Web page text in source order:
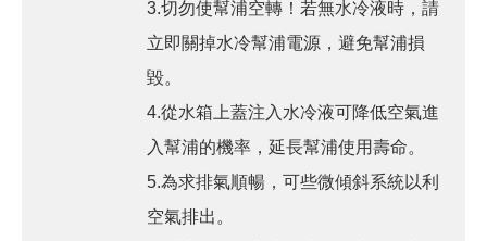
3.切勿使幫浦空轉！若無水冷液時，請
立即關掉水冷幫浦電源，避免幫浦損
毀。
4.從水箱上蓋注入水冷液可降低空氣進
入幫浦的機率，延長幫浦使用壽命。
5.為求排氣順暢，可些微傾斜系統以利
空氣排出。